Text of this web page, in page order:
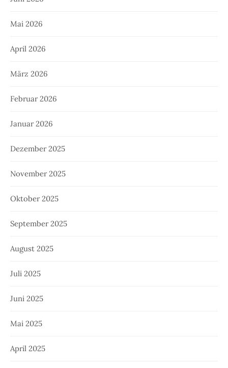
Mai 2026
April 2026
März 2026
Februar 2026
Januar 2026
Dezember 2025
November 2025
Oktober 2025
September 2025
August 2025
Juli 2025
Juni 2025
Mai 2025
April 2025